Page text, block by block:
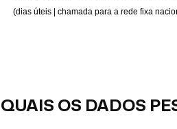
(dias úteis | chamada para a rede fixa
QUAIS OS DADOS